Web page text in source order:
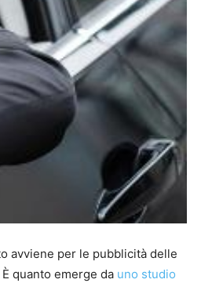
avviene per le pubblicità delle
quanto emerge da uno studio